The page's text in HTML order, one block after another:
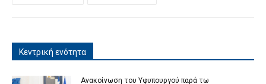
Κεντρική ενότητα
Ανακοίνωση του Υφυπουργού παρά τω